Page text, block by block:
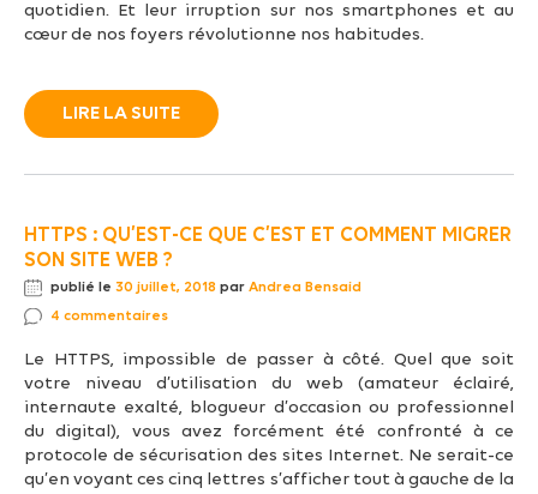
quotidien. Et leur irruption sur nos smartphones et au
cœur de nos foyers révolutionne nos habitudes.
LIRE LA SUITE
HTTPS : QU’EST-CE QUE C’EST ET COMMENT MIGRER
SON SITE WEB ?
publié le 30 juillet, 2018 par Andrea Bensaid
4 commentaires
Le HTTPS, impossible de passer à côté. Quel que soit
votre niveau d’utilisation du web (amateur éclairé,
internaute exalté, blogueur d’occasion ou professionnel
du digital), vous avez forcément été confronté à ce
protocole de sécurisation des sites Internet. Ne serait-ce
qu’en voyant ces cinq lettres s’afficher tout à gauche de la